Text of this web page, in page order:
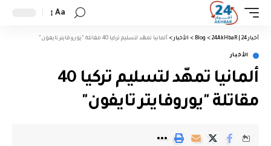
Aa
أخبار 24 | 24AkHbaR >
Blog
> الأخبار > ألمانيا تمهّد لتسليم تركيا 40 مقاتلة "يوروفايتر تايفون"
الأخبار
ألمانيا تمهّد لتسليم تركيا 40
مقاتلة "يوروفايتر تايفون"